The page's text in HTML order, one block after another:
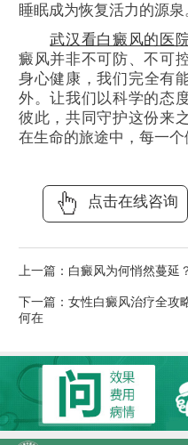
睡眠成为恢复活力的源泉
武汉看白癜风的医
癜风并非不可防、不可
身心健康，我们完全有
外。让我们以科学的态
彼此，共同守护这份来
在生命的旅途中，每一个
点击在线咨询
上一篇： 白癜风为何悄然蔓延
下一篇： 女性白癜风治疗全攻
何在